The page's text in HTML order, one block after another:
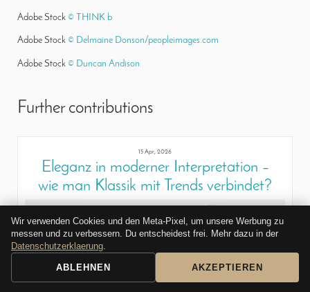
Adobe Stock © THINK b
Adobe Stock © Delmaine Donson/peopleimages.com
Adobe Stock © Duncan Andison
Further contributions
15 Apr, 2026
Eleganz in moderner Interpretation –
wie man Klassik mit Trends verbindet?
Wir verwenden Cookies und den Meta-Pixel, um unsere Werbung zu
messen und zu verbessern. Du entscheidest frei. Mehr dazu in der
Datenschutzerklaerung.
ABLEHNEN AKZEPTIEREN